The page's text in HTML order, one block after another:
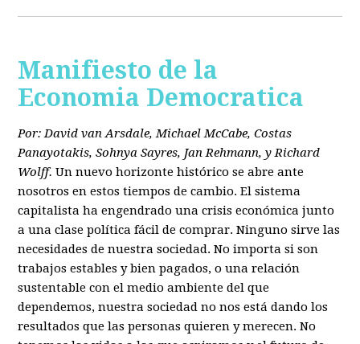
Manifiesto de la
Economia Democratica
Por: David van Arsdale, Michael McCabe, Costas
Panayotakis, Sohnya Sayres, Jan Rehmann, y Richard
Wolff. Un nuevo horizonte histórico se abre ante
nosotros en estos tiempos de cambio. El sistema
capitalista ha engendrado una crisis económica junto
a una clase política fácil de comprar. Ninguno sirve las
necesidades de nuestra sociedad. No importa si son
trabajos estables y bien pagados, o una relación
sustentable con el medio ambiente del que
dependemos, nuestra sociedad no nos está dando los
resultados que las personas quieren y merecen. No